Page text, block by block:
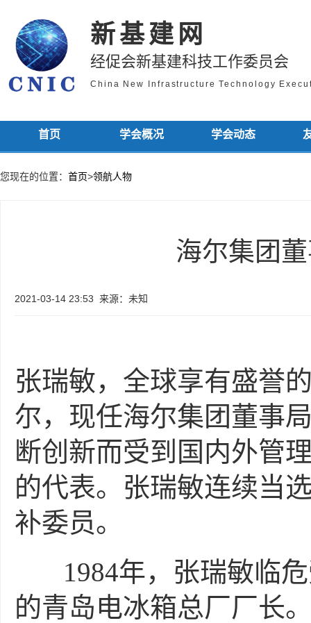
新基建网
经促会新基建科技工作委员会
China New Infrastructure Technology
首页 学会概况 学会动态
您现在的位置： 首页>领航人物
海尔集团
2021-03-14 23:53 来源：未知
张瑞敏，全球享有盛誉
尔，现任海尔集团董事
断创新而受到国内外管
的代表。张瑞敏连续当
补委员。
1984年，张瑞敏临危
的青岛电冰箱总厂厂长